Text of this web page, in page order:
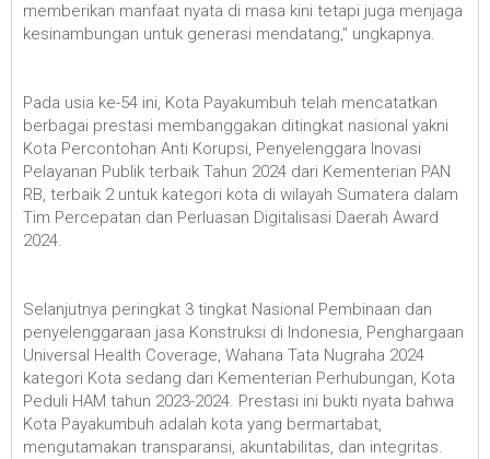
memberikan manfaat nyata di masa kini tetapi juga menjaga
kesinambungan untuk generasi mendatang," ungkapnya.
Pada usia ke-54 ini, Kota Payakumbuh telah mencatatkan
berbagai prestasi membanggakan ditingkat nasional yakni
Kota Percontohan Anti Korupsi, Penyelenggara Inovasi
Pelayanan Publik terbaik Tahun 2024 dari Kementerian PAN
RB, terbaik 2 untuk kategori kota di wilayah Sumatera dalam
Tim Percepatan dan Perluasan Digitalisasi Daerah Award
2024.
Selanjutnya peringkat 3 tingkat Nasional Pembinaan dan
penyelenggaraan jasa Konstruksi di Indonesia, Penghargaan
Universal Health Coverage, Wahana Tata Nugraha 2024
kategori Kota sedang dari Kementerian Perhubungan, Kota
Peduli HAM tahun 2023-2024. Prestasi ini bukti nyata bahwa
Kota Payakumbuh adalah kota yang bermartabat,
mengutamakan transparansi, akuntabilitas, dan integritas.